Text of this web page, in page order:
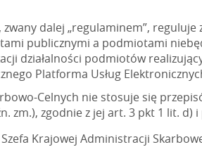
dalej „regulaminem”,
publicznymi a podmiotami
działalności podmiotów
Platforma Usług
Celnych nie stosuje się
zm.), zgodnie z jej art. 3 pkt 1 lit. d) i
Krajowej Administracji